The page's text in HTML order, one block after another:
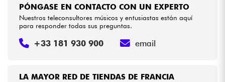
LA MAYOR RED DE TIENDAS DE FRANCIA
PÓNGASE EN CONTACTO CON UN EXPERTO
Nuestros teleconsultores músicos y entusiastas están aquí
para responder todas sus preguntas.
+33 181 930 900 email